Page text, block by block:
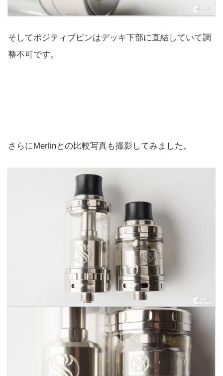
そしてポジティブピンはデッキ下部に直結していて調
整不可です。
さらにMerlinとの比較写真も撮影してみました。